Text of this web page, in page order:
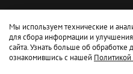
Мы используем технические и
для сбора информации и
сайта. Узнать больше об
ознакомившись с нашей